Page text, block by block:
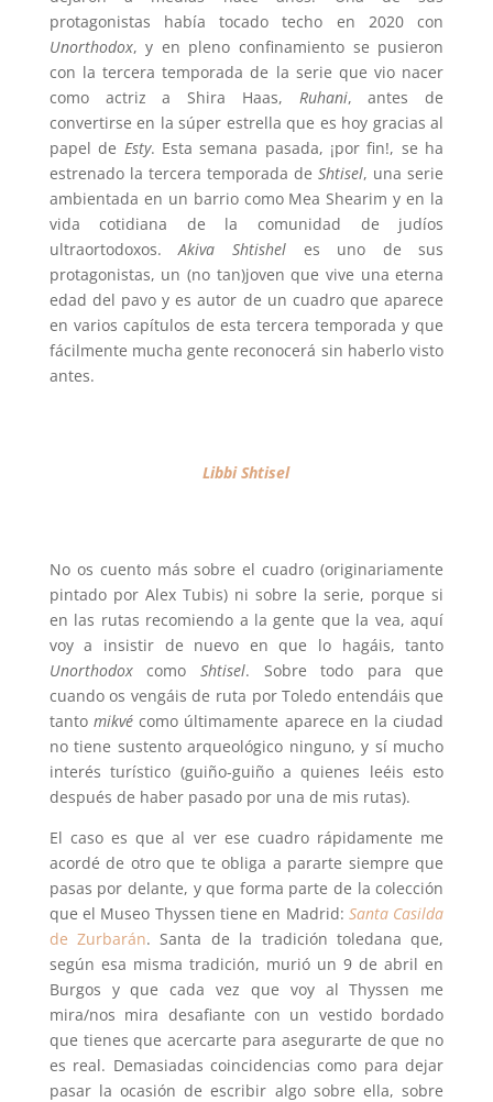
protagonistas había tocado techo en 2020 con
Unorthodox, y en pleno confinamiento se pusieron
con la tercera temporada de la serie que vio nacer
como actriz a Shira Haas, Ruhani, antes de
convertirse en la súper estrella que es hoy gracias al
papel de Esty. Esta semana pasada, ¡por fin!, se ha
estrenado la tercera temporada deShtisel, una serie
ambientada en un barrio como Mea Shearim y en la
vida cotidiana de la comunidad de judíos
ultraortodoxos.Akiva Shtisheles uno de sus
protagonistas, un (no tan)joven que vive una eterna
edad del pavo y es autor de un cuadro que aparece
en varios capítulos de esta tercera temporada y que
fácilmente mucha gente reconocerá sin haberlo visto
antes.
Libbi Shtisel
No os cuento más sobre el cuadro (originariamente
pintado por Alex Tubis) ni sobre la serie, porque si
en las rutas recomiendo a la gente que la vea, aquí
voy a insistir de nuevo en que lo hagáis, tanto
Unorthodoxcomo Shtisel. Sobre todo para que
cuando os vengáis de ruta por Toledo entendáis que
tanto mikvé como últimamente aparece en la ciudad
no tiene sustento arqueológico ninguno, y sí mucho
interés turístico (guiño-guiño a quienes leéis esto
después de haber pasado por una de mis rutas).
El caso es que al ver ese cuadro rápidamente me
acordé de otro que te obliga a pararte siempre que
pasas por delante, y que forma parte de la colección
que el Museo Thyssen tiene en Madrid: Santa Casilda
de Zurbarán. Santa de la tradición toledana que,
según esa misma tradición, murió un 9 de abril en
Burgos y que cada vez que voy al Thyssen me
mira/nos mira desafiante con un vestido bordado
que tienes que acercarte para asegurarte de que no
es real. Demasiadas coincidencias como para dejar
pasar la ocasión de escribir algo sobre ella, sobre